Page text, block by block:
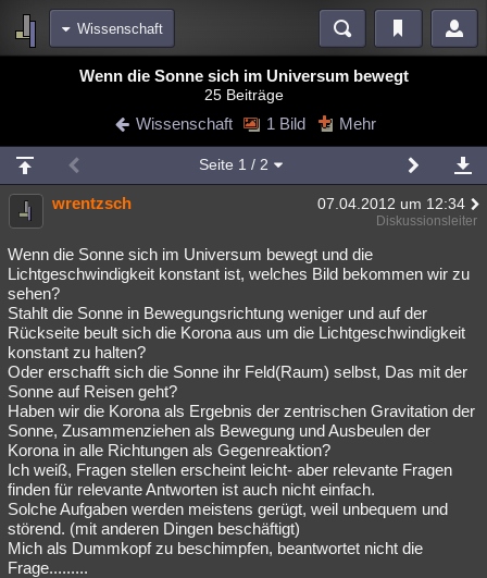
Wissenschaft
Blogs
Chat Wiki Neuigkeiten
meine Rubriken
Menschen Wissenschaft Mystery Kriminalfälle
Spiritualität Verschwörungen Technologie Ufologie
Natur
weitere Rubriken
Philosophie Träume
Astronomie Helpdesk Gruppen Gaming Filme
Musik Clash Verbesserungen Allmystery
Übersichten
Besucht Teilgenommen Alle Neue Geschlossen
Lesenswert Schlüsselwörter
Wenn die Sonne sich im Universum bewegt
25 Beiträge
Wissenschaft 1 Bild Mehr
Seite 1 / 2
wrentzsch 07.04.2012 um 12:34
Diskussionsleiter
Wenn die Sonne sich im Universum bewegt und die
Lichtgeschwindigkeit konstant ist, welches Bild bekommen wir zu
sehen?
Stahlt die Sonne in Bewegungsrichtung weniger und auf der
Rückseite beult sich die Korona aus um die Lichtgeschwindigkeit
konstant zu halten?
Oder erschafft sich die Sonne ihr Feld(Raum) selbst, Das mit der
Sonne auf Reisen geht?
Haben wir die Korona als Ergebnis der zentrischen Gravitation der
Sonne, Zusammenziehen als Bewegung und Ausbeulen der
Korona in alle Richtungen als Gegenreaktion?
Ich weiß, Fragen stellen erscheint leicht- aber relevante Fragen
finden für relevante Antworten ist auch nicht einfach.
Solche Aufgaben werden meistens gerügt, weil unbequem und
störend. (mit anderen Dingen beschäftigt)
Mich als Dummkopf zu beschimpfen, beantwortet nicht die
Frage.........